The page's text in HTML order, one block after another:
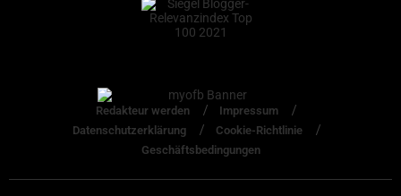
Redakteur werden
Impressum
Datenschutzerklärung
Cookie-Richtlinie
Geschäftsbedingungen